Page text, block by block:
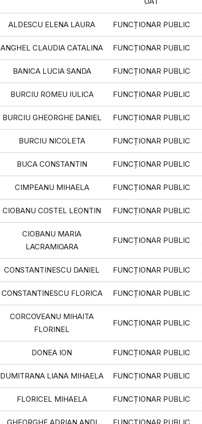
ALDESCU ELENA LAURA FUNCȚIONAR PUBLIC
ANGHEL CLAUDIA CATALINA FUNCȚIONAR PUBLIC
BANICA LUCIA SANDA FUNCȚIONAR PUBLIC
BURCIU ROMEU IULICA FUNCȚIONAR PUBLIC
BURCIU GHEORGHE DANIEL FUNCȚIONAR PUBLIC
BURCIU NICOLETA FUNCȚIONAR PUBLIC
BUCA CONSTANTIN FUNCȚIONAR PUBLIC
CIMPEANU MIHAELA FUNCȚIONAR PUBLIC
CIOBANU COSTEL LEONTIN FUNCȚIONAR PUBLIC
CIOBANU MARIA
LACRAMIOARA
FUNCȚIONAR PUBLIC
CONSTANTINESCU DANIEL FUNCȚIONAR PUBLIC
CONSTANTINESCU FLORICA FUNCȚIONAR PUBLIC
CORCOVEANU MIHAITA
FLORINEL
FUNCȚIONAR PUBLIC
DONEA ION FUNCȚIONAR PUBLIC
DUMITRANA LIANA MIHAELA FUNCȚIONAR PUBLIC
FLORICEL MIHAELA FUNCȚIONAR PUBLIC